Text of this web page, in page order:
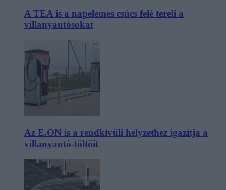
A TEA is a napelemes csúcs felé tereli a
villanyautósokat
Az E.ON is a rendkívüli helyzethez igazítja a
villanyautó-töltőit